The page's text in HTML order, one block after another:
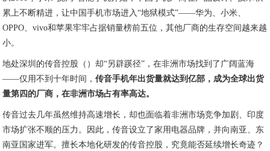
累上不断精进，让中国手机市场进入“地狱模式”——华为、小米、
OPPO、vivo和苹果牢牢占据销量榜前五位，其他厂商的生存空间越来越
小。
地处深圳的传音控股（）却“另辟蹊径”，在非洲市场找到了广阔蓝海
——仅用不到十年时间，传音手机年出货量就达到亿部，成为全球出货
量第四的厂商，在非洲市场占有率高达。
传音过去几年虽然维持高速增长，却也面临着非洲市场竞争加剧、印度
市场扩张不顺的压力。因此，传音设立了家用电器品牌，并向南亚、东
南亚国家进军。擅长本地化研发的传音控股，究竟能否延续增长奇迹？